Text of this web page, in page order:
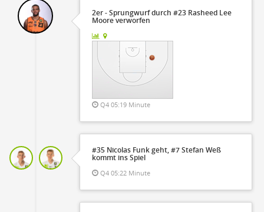
2er - Sprungwurf durch #23 Rasheed Lee
Moore verworfen
Q4 05:19 Minute
#35 Nicolas Funk geht, #7 Stefan Weß
kommt ins Spiel
Q4 05:22 Minute